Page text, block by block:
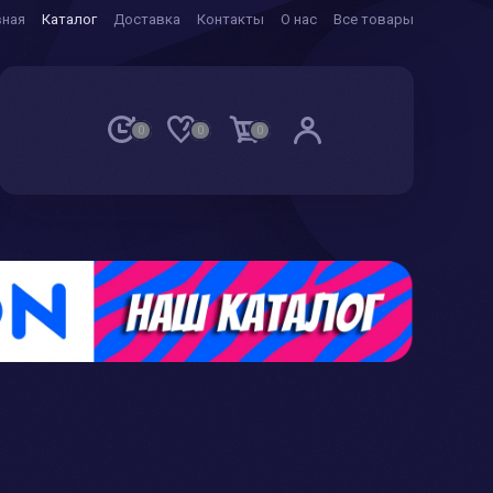
Каталог Доставка Контакты О нас Все товары
0 0 0